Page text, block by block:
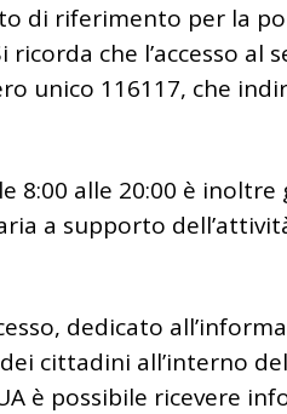
di riferimento per la
che l’accesso al
unico 116117, che
8:00 alle 20:00 è inoltre
a supporto
dedicato
cittadini all’interno
è possibile ricevere